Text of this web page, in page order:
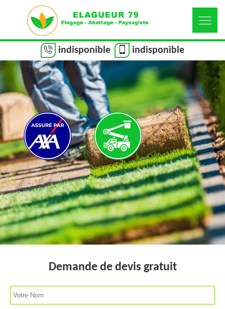
indisponible indisponible
Demande de devis gratuit